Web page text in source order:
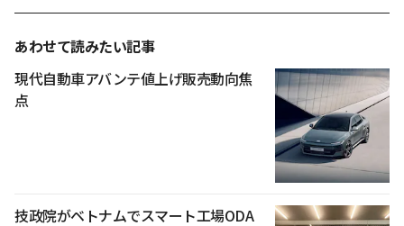
あわせて読みたい記事
現代自動車アバンテ値上げ販売動向焦
点
技政院がベトナムでスマート工場ODA